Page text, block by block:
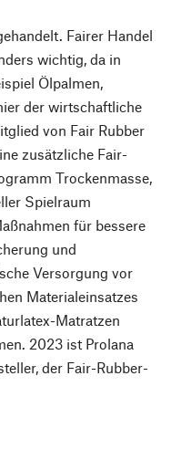
Fairer Handel
wichtig, da in
Ölpalmen,
der wirtschaftliche
von Fair Rubber
zusätzliche Fair-
Trockenmasse,
Spielraum
für bessere
und
Versorgung vor
Materialeinsatzes
Matratzen
2023 ist Prolana
der Fair-Rubber-